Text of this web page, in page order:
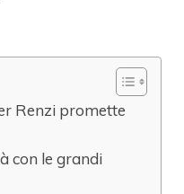
Renzi promette
con le grandi